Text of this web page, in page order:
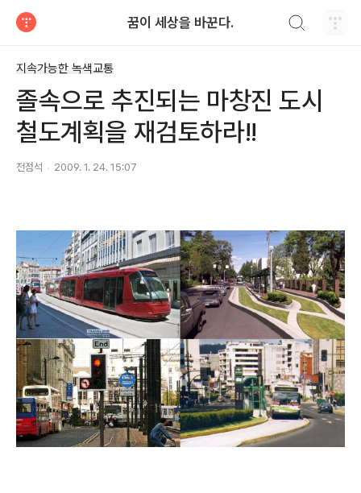
꿈이 세상을 바꾼다.
지속가능한 녹색교통
졸속으로 추진되는 마창진 도시
철도계획을 재검토하라!!
전점석 2009. 1. 24. 15:07